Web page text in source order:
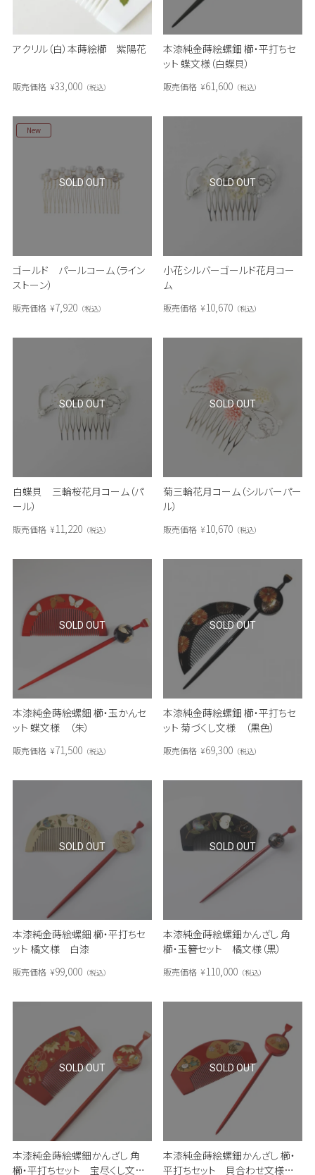
アクリル（白）本蒔絵櫛 紫陽花
販売価格 ¥33,000 税込
本漆純金蒔絵螺鈿 櫛・平打ちセ
ット 蝶文様（白蝶貝）
販売価格 ¥61,600 税込
ゴールド パールコーム（ライン
ストーン）
New
販売価格 ¥7,920 税込
SOLD OUT
小花シルバーゴールド花月コー
ム
販売価格 ¥10,670 税込
SOLD OUT
白蝶貝 三輪桜花月コーム（パ
ール）
販売価格 ¥11,220 税込
SOLD OUT
菊三輪花月コーム（シルバーパー
ル）
販売価格 ¥10,670 税込
SOLD OUT
本漆純金蒔絵螺鈿 櫛・玉かんセ
ット 蝶文様 （朱）
販売価格 ¥71,500 税込
SOLD OUT
本漆純金蒔絵螺鈿 櫛・平打ちセ
ット 菊づくし文様 （黒色）
販売価格 ¥69,300 税込
SOLD OUT
本漆純金蒔絵螺鈿 櫛・平打ちセ
ット 橘文様 白漆
販売価格 ¥99,000 税込
SOLD OUT
本漆純金蒔絵螺鈿かんざし 角
櫛・玉簪セット 橘文様（黒）
販売価格 ¥110,000 税込
SOLD OUT
本漆純金蒔絵螺鈿かんざし 角
櫛・平打ちセット 宝尽くし文様
SOLD OUT
本漆純金蒔絵螺鈿かんざし 櫛・
平打ちセット 貝合わせ文様
SOLD OUT